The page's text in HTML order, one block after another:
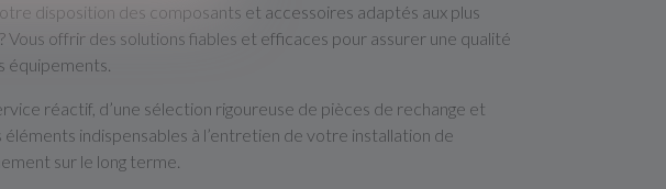
disposition des composants et accessoires adaptés aux plus
offrir des solutions fiables et efficaces pour assurer une qualité
équipements.
réactif, d’une sélection rigoureuse de pièces de rechange et
indispensables à l’entretien de votre installation de
sur le long terme.